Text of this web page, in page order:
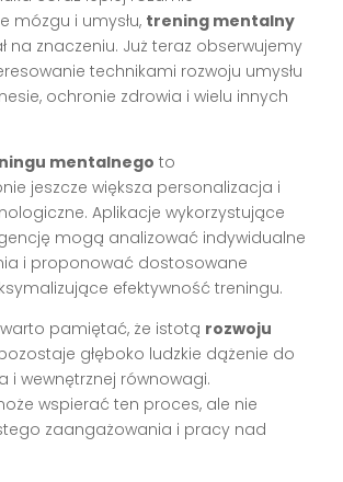
mózgu i umysłu, trening mentalny
na znaczeniu. Już teraz obserwujemy
technikami rozwoju umysłu
ochronie zdrowia i wielu innych
mentalnego to
jeszcze większa personalizacja i
Aplikacje wykorzystujące
mogą analizować indywidualne
i proponować dostosowane
efektywność treningu.
pamiętać, że istotą rozwoju
głęboko ludzkie dążenie do
i wewnętrznej równowagi.
wspierać ten proces, ale nie
zaangażowania i pracy nad